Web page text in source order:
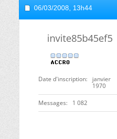
06/03/2008, 13h44
invite85b45ef5
Date d'inscription
janvier
1970
Messages 1 082